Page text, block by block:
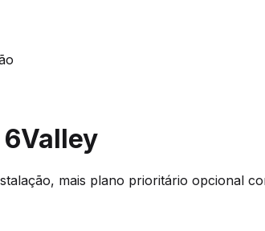
mais plano prioritário opcional